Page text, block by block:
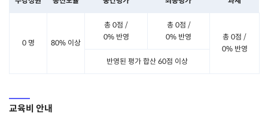
0 명 80% 이상
총 0점 /
0% 반영
총 0점 /
0% 반영
총 0점 /
0% 반영
반영된 평가 합산 60점 이상
교육비 안내